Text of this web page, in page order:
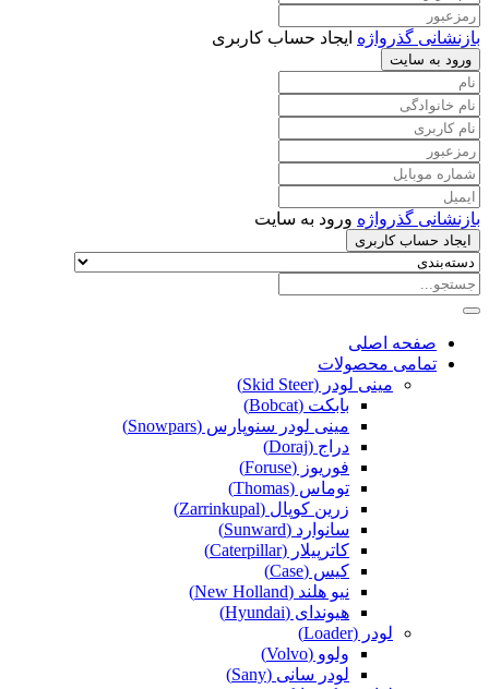
بازنشانی گذرواژه ایجاد حساب کاربری
ورود به سایت
بازنشانی گذرواژه ورود به سایت
ایجاد حساب کاربری
صفحه اصلی
تمامی محصولات
مینی لودر (Skid Steer)
بابکت (Bobcat)
مینی لودر سنوپارس (Snowpars)
دراج (Doraj)
فوریوز (Foruse)
توماس (Thomas)
زرین کوپال (Zarrinkupal)
سانوارد (Sunward)
کاترپیلار (Caterpillar)
کیس (Case)
نیو هلند (New Holland)
هیوندای (Hyundai)
لودر (Loader)
ولوو (Volvo)
لودر سانی (Sany)